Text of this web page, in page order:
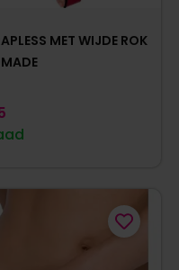
MET WIJDE ROK